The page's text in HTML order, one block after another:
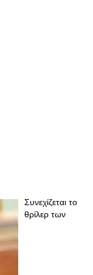
Συνεχίζεται το
θρίλερ των